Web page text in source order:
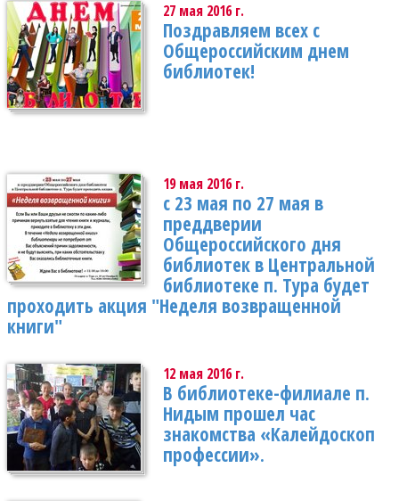
27 мая 2016 г.
Поздравляем всех с
Общероссийским днем
библиотек!
19 мая 2016 г.
с 23 мая по 27 мая в
преддверии
Общероссийского дня
библиотек в Центральной
библиотеке п. Тура будет
проходить акция "Неделя возвращенной
книги"
12 мая 2016 г.
В библиотеке-филиале п.
Нидым прошел час
знакомства «Калейдоскоп
профессии».